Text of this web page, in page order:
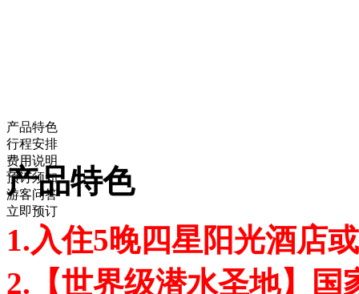
产品特色
行程安排
费用说明
预订须知
游客问答
立即预订
产品特色
1.入住5晚四星阳光酒店
2.【世界级潜水圣地】